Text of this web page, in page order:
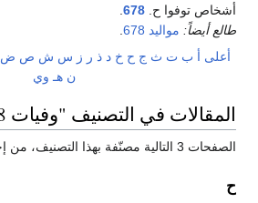
أشخاص توفوا ح. 678
طالع أيضاً: مواليد 678
أعلى أ ب ت ث ج ح خ د ذ ر ز س ش ص ض
ن هـ وي
المقالات في التصنيف "وفيات 678"
الصفحات 3 التالية مصنّفة بهذا التصنيف، من إجمالي 3.
ح